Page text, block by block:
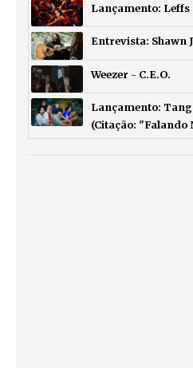
Lançamento:
Entrevista: Shawn
Weezer - C.E.O.
Lançamento:
(Citação: "Falando